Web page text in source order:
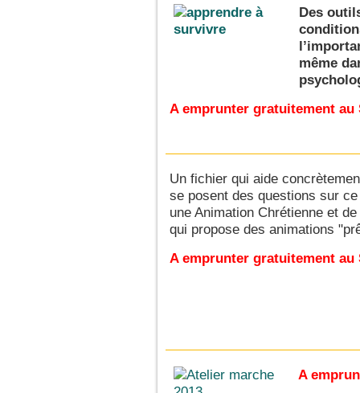
Des
même
A emprunter gratuitement au
Un fichier qui aide
se posent des questions sur
une Animation Chrétienne et
qui propose des animations
A emprunter gratuitement au
A